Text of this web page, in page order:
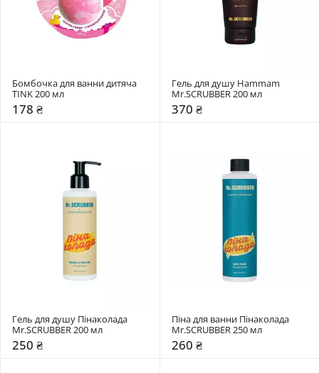
Бомбочка для ванни дитяча
TINK 200 мл
178 ₴
Гель для душу Hammam
Mr.SCRUBBER 200 мл
370 ₴
Гель для душу Пінаколада
Mr.SCRUBBER 200 мл
250 ₴
Піна для ванни Пінаколада
Mr.SCRUBBER 250 мл
260 ₴